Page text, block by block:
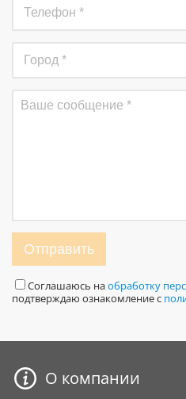
Отправить
Соглашаюсь наобработку
подтверждаю ознакомление с
О компании